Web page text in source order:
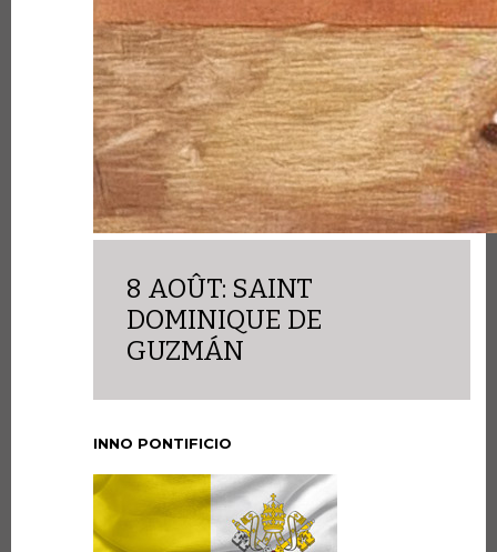
8 AOÛT: SAINT
DOMINIQUE DE
GUZMÁN
INNO PONTIFICIO